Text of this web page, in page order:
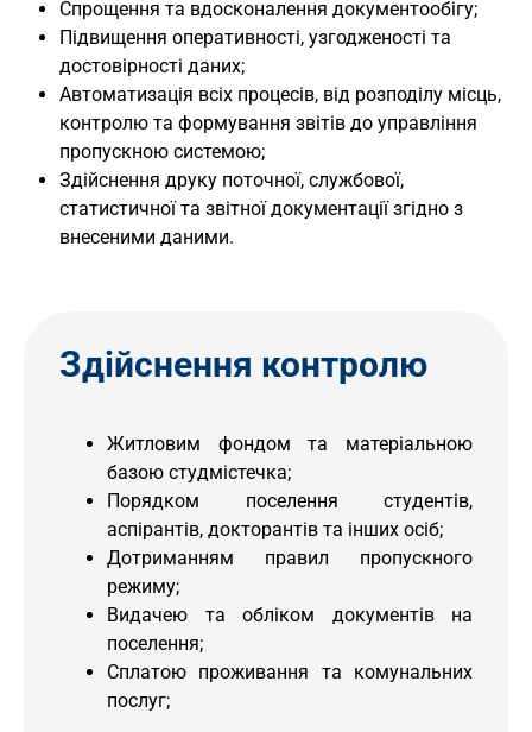
Спрощення та вдосконалення документообігу;
Підвищення оперативності, узгодженості та
достовірності даних;
Автоматизація всіх процесів, від розподілу місць,
контролю та формування звітів до управління
пропускною системою;
Здійснення друку поточної, службової,
статистичної та звітної документації згідно з
внесеними даними.
Здійснення контролю
Житловим фондом та матеріальною
базою студмістечка;
Порядком поселення студентів,
аспірантів, докторантів та інших осіб;
Дотриманням правил пропускного
режиму;
Видачею та обліком документів на
поселення;
Сплатою проживання та комунальних
послуг;